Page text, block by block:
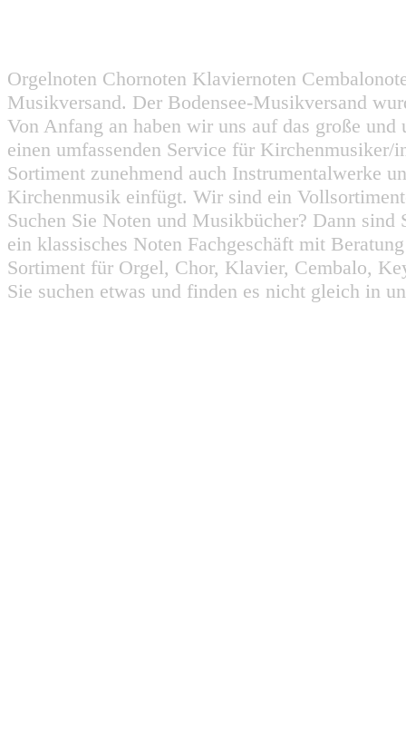
Orgelnoten Chornoten Klaviernoten
Musikversand. Der Bodensee-Musikversand
Von Anfang an haben wir uns auf das große
einen umfassenden Service für
Sortiment zunehmend auch Instrumentalwerke
Kirchenmusik einfügt. Wir sind ein
Suchen Sie Noten und Musikbücher? Dann
ein klassisches Noten Fachgeschäft mit
Sortiment für Orgel, Chor, Klavier, Cembalo,
Sie suchen etwas und finden es nicht gleich in